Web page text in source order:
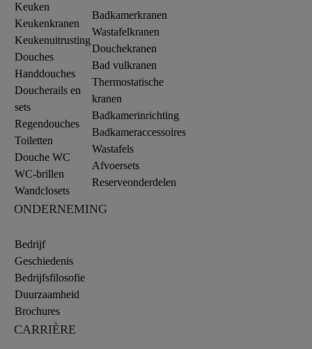
Keuken
Keukenkranen
Keukenuitrusting
Douches
Handdouches
Doucherails en
sets
Regendouches
Toiletten
Douche WC
WC-brillen
Wandclosets
Badkamerkranen
Wastafelkranen
Douchekranen
Bad vulkranen
Thermostatische
kranen
Badkamerinrichting
Badkameraccessoires
Wastafels
Afvoersets
Reserveonderdelen
ONDERNEMING
Bedrijf
Geschiedenis
Bedrijfsfilosofie
Duurzaamheid
Brochures
CARRIÈRE